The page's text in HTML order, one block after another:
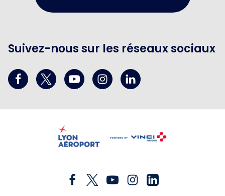
Suivez-nous sur les réseaux sociaux